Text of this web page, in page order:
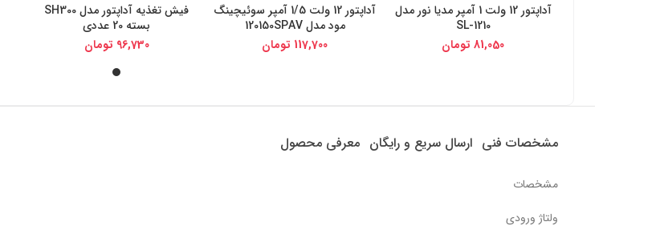
خرید از دیجی کالا
آداپتور 12 ولت 1 آمپر مدیا نور مدل
SL-1210
81,050 تومان
خرید از دیجی کالاآداپتور 12 ولت 1/5 آمپر سوئیچینگ
مود مدل 120150SPAV
117,700 تومان
خرید از دیجی کالافیش تغذیه آداپتور مدل SH300
بسته 20 عددی
96,730 تومان
مشخصات فنی ارسال سریع و رایگان معرفی محصول
مشخصات
ولتاژ ورودی